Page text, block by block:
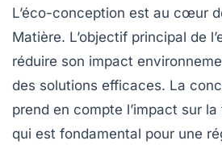
L’éco-conception est au cœur
Matière. L’objectif principal de
réduire son impact
des solutions efficaces. La
prend en compte l’impact sur
qui est fondamental pour une